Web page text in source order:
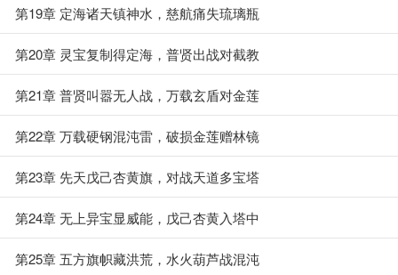
第19章 定海诸天镇神水，慈航痛失琉璃瓶
第20章 灵宝复制得定海，普贤出战对截教
第21章 普贤叫嚣无人战，万载玄盾对金莲
第22章 万载硬钢混沌雷，破损金莲赠林镜
第23章 先天戊己杏黄旗，对战天道多宝塔
第24章 无上异宝显威能，戊己杏黄入塔中
第25章 五方旗帜藏洪荒，水火葫芦战混沌